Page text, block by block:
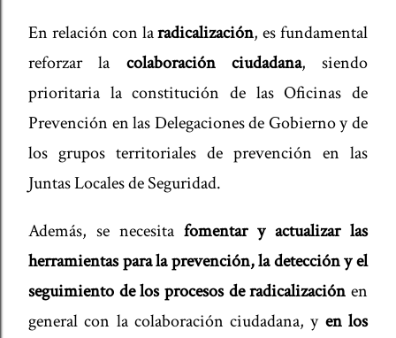
En relación con laradicalización, es fundamental
reforzar la colaboración ciudadana, siendo
prioritaria la constitución de las Oficinas de
Prevención en las Delegaciones de Gobierno y de
los grupos territoriales de prevención en las
Juntas Locales de Seguridad.
Además, se necesita fomentar y actualizar las
herramientas para la prevención, la detección y el
seguimiento de los procesos de radicalización en
general con la colaboración ciudadana, y en los